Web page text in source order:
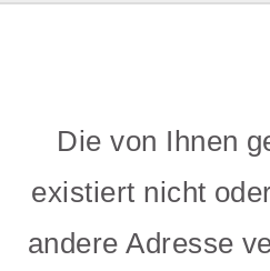
Die von Ihnen
existiert nicht
andere Adresse